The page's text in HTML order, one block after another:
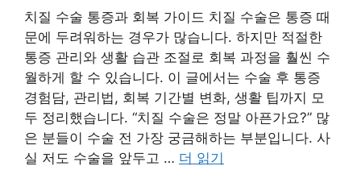
치질 수술 통증과 회복 가이드 치질 수술은 통증 때
문에 두려워하는 경우가 많습니다. 하지만 적절한
통증 관리와 생활 습관 조절로 회복 과정을 훨씬 수
월하게 할 수 있습니다. 이 글에서는 수술 후 통증
경험담, 관리법, 회복 기간별 변화, 생활 팁까지 모
두 정리했습니다. “치질 수술은 정말 아픈가요?” 많
은 분들이 수술 전 가장 궁금해하는 부분입니다. 사
실 저도 수술을 앞두고 … 더 읽기